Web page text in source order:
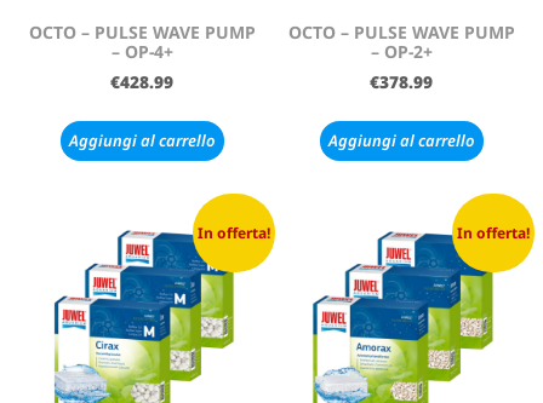
OCTO – PULSE WAVE PUMP
– OP-4+
€428.99
Aggiungi al carrello
OCTO – PULSE WAVE PUMP
– OP-2+
€378.99
Aggiungi al carrello
In offerta! In offerta!